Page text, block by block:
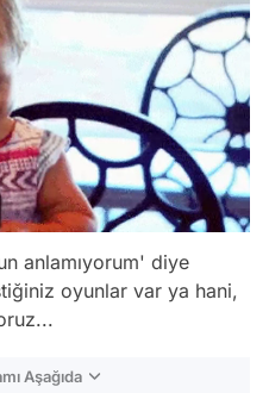
anlamıyorum' diye
oyunlar var ya hani,
Aşağıda